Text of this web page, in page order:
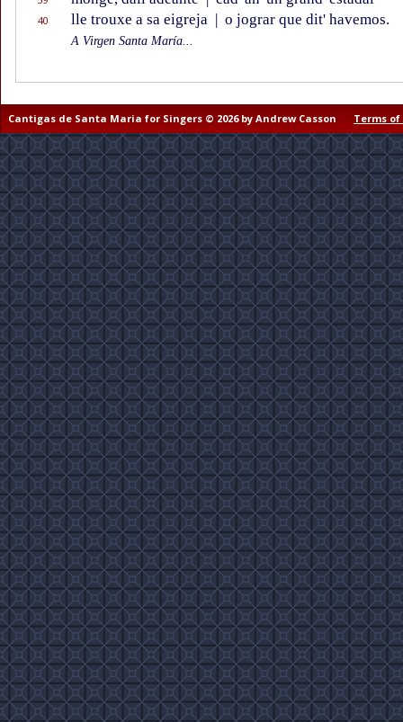
40 lle trouxe a sa eigreja | o jograr que dit' havemos.
A Virgen Santa María...
Cantigas de Santa Maria for Singers © 2026 by Andrew Casson Terms of